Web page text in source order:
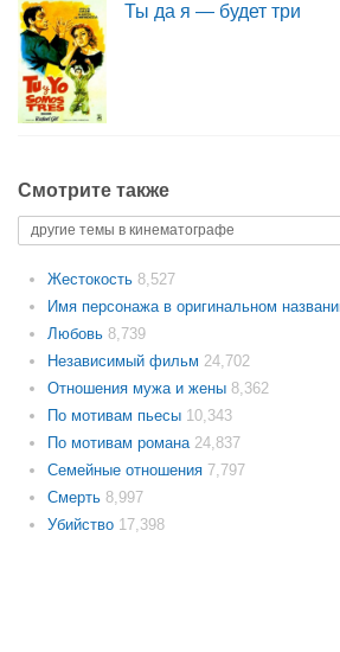
Ты да я — будет три
Смотрите также
другие темы в кинематографе
Жестокость 8,527
Имя персонажа в оригинальном
Любовь 8,739
Независимый фильм 24,702
Отношения мужа и жены 8,362
По мотивам пьесы 10,343
По мотивам романа 24,837
Семейные отношения 7,797
Смерть 8,997
Убийство 17,398